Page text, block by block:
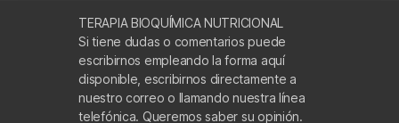
TERAPIA BIOQUÍMICA NUTRICIONAL
Si tiene dudas o comentarios puede
escribirnos empleando la forma aquí
disponible, escribirnos directamente a
nuestro correo o llamando nuestra línea
telefónica. Queremos saber su opinión.